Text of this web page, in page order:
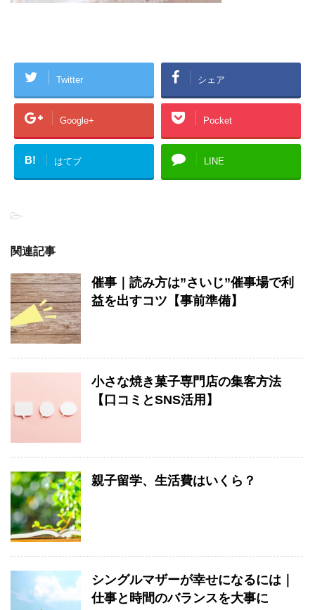
Twitter シェア
Google+ Pocket
B! はてブ LINE
-
関連記事
催事｜読み方は”さいじ”催事場で利
益を出すコツ【事前準備】
小さな焼き菓子専門店の集客方法
【口コミとSNS活用】
親子留学、生活費はいくら？
シングルマザーが幸せになるには｜
仕事と時間のバランスを大事に